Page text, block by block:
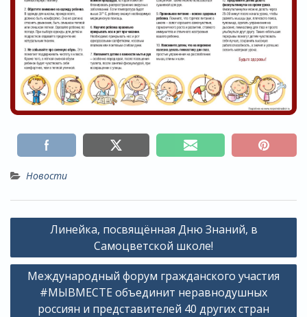
Новости
Навигация
записям
Линейка, посвящённая Дню Знаний, в
Самоцветской школе!
Международный форум гражданского участия
#МЫВМЕСТЕ объединит неравнодушных
россиян и представителей 40 других стран